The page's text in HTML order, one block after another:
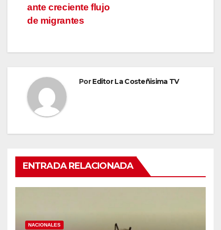
ante creciente flujo
de migrantes
PorEditor La Costeñisima TV
ENTRADA RELACIONADA
NACIONALES